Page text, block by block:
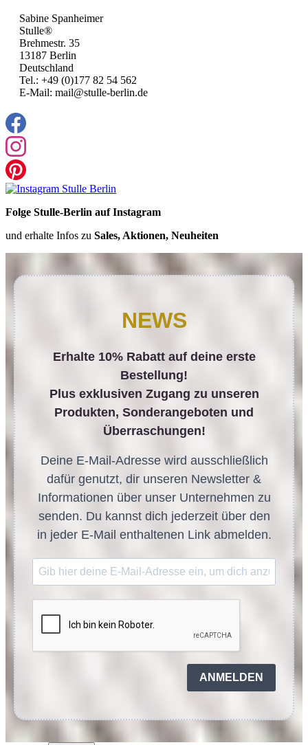
Sabine Spanheimer
Stulle®
Brehmestr. 35
13187 Berlin
Deutschland
Tel.: +49 (0)177 82 54 562
E-Mail: mail@stulle-berlin.de
Folge Stulle-Berlin auf Instagram
und erhalte Infos zu Sales, Aktionen, Neuheiten
NEWS
Erhalte 10% Rabatt auf deine erste
Bestellung!
Plus exklusiven Zugang zu unseren
Produkten, Sonderangeboten und
Überraschungen!
Deine E-Mail-Adresse wird ausschließlich
dafür genutzt, dir unseren Newsletter &
Informationen über unser Unternehmen zu
senden. Du kannst dich jederzeit über den
in jeder E-Mail enthaltenen Link abmelden.
ANMELDEN